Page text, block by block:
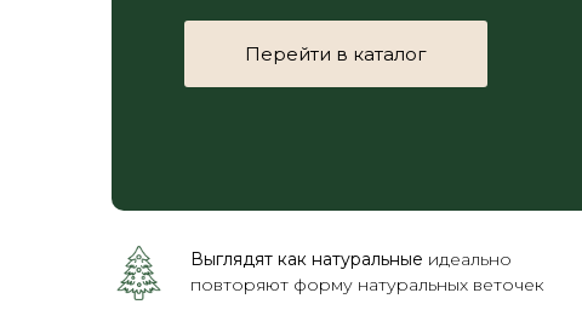
Перейти в каталог
Выглядят как натуральные идеально
повторяют форму натуральных веточек